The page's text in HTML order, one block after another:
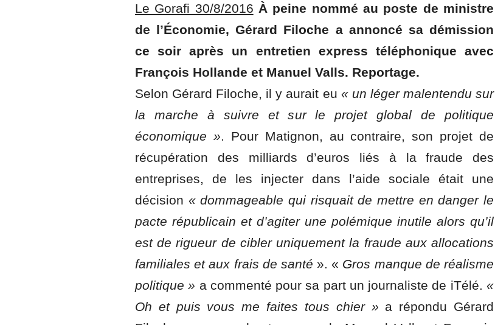
Le Gorafi 30/8/2016 À peine nommé au poste de ministre
de l’Économie, Gérard Filoche a annoncé sa démission
ce soir après un entretien express téléphonique avec
François Hollande et Manuel Valls. Reportage.
Selon Gérard Filoche, il y aurait eu « un léger malentendu sur
la marche à suivre et sur le projet global de politique
économique ». Pour Matignon, au contraire, son projet de
récupération des milliards d’euros liés à la fraude des
entreprises, de les injecter dans l’aide sociale était une
décision « dommageable qui risquait de mettre en danger le
pacte républicain et d’agiter une polémique inutile alors qu’il
est de rigueur de cibler uniquement la fraude aux allocations
familiales et aux frais de santé ». « Gros manque de réalisme
politique » a commenté pour sa part un journaliste de iTélé.«
Oh et puis vous me faites tous chier » a répondu Gérard